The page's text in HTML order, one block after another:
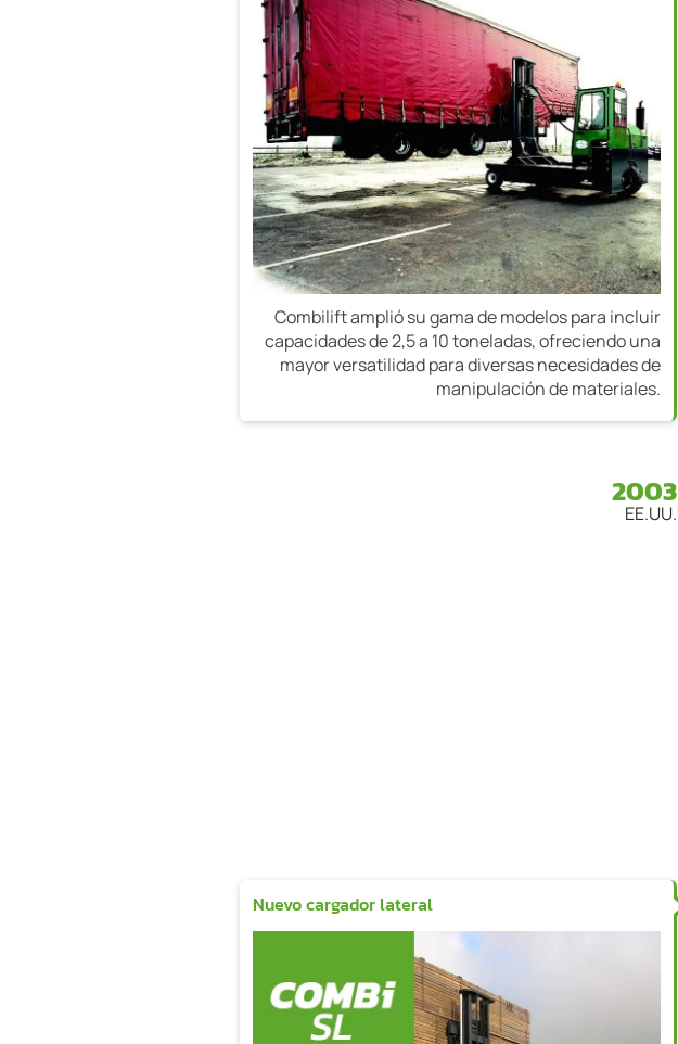
Combilift amplió su gama de modelos para incluir
capacidades de 2,5 a 10 toneladas, ofreciendo una
mayor versatilidad para diversas necesidades de
manipulación de materiales.
2003
EE.UU.
Nuevo cargador lateral